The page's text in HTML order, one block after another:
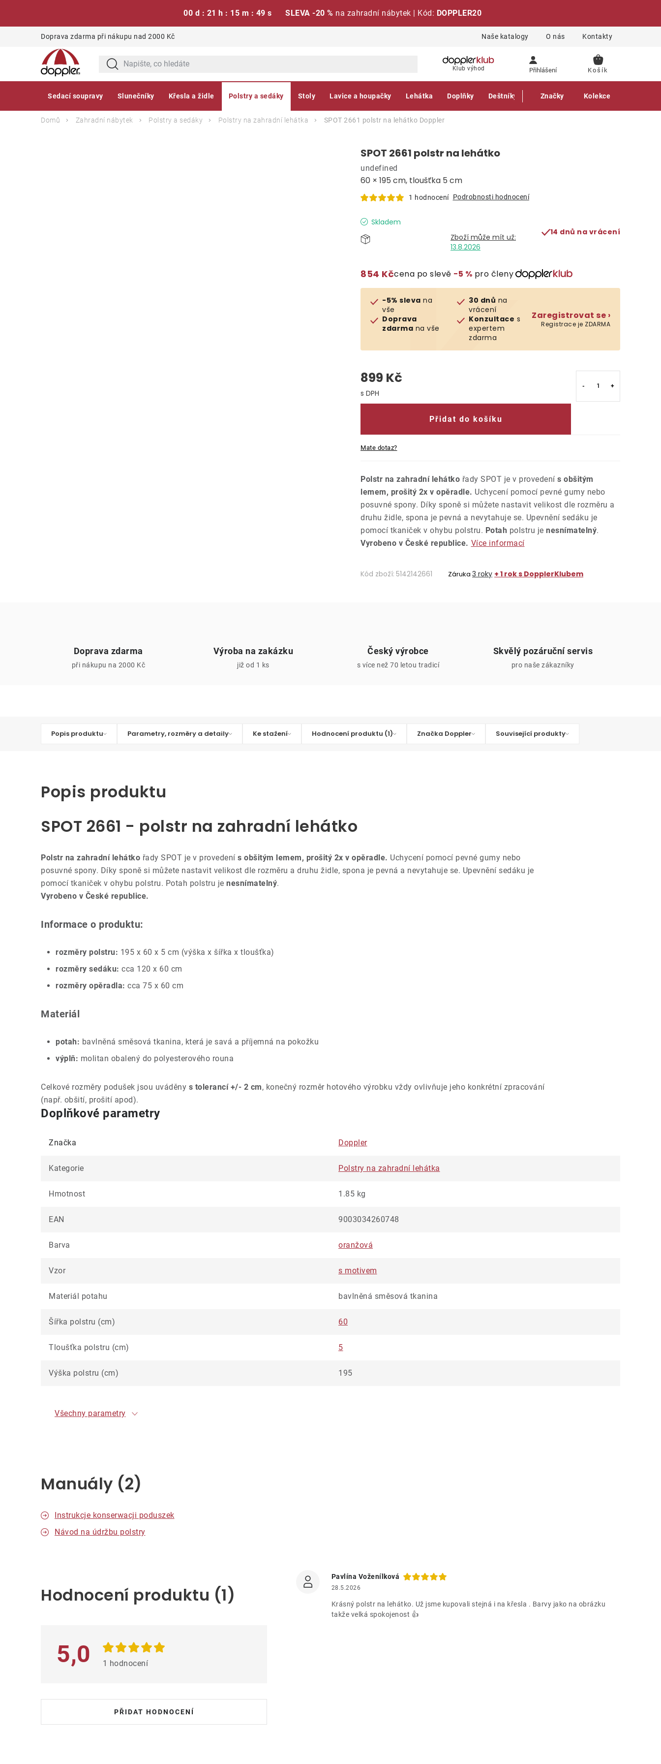
00 d : 21 h : 15 m : 48 s SLEVA -20 % na zahradní nábytek | Kód: DOPPLER20
Doprava zdarma při nákupu nad 2000 Kč Naše katalogy O nás Kontakty
Klub výhod Přihlášení
NÁKUPNÍ
Sedací soupravy Slunečníky Křesla a židle Polstry a sedáky Stoly Lavice a houpačky Lehátka Doplňky Deštníky Gastro produkty
Značky Kolekce
Domů Zahradní nábytek Polstry a sedáky Polstry na zahradní lehátka SPOT 2661 polstr na lehátko Doppler
SPOT 2661 polstr na lehátko
60 × 195 cm, tloušťka 5 cm
undefined
1 hodnocení Podrobnosti hodnocení
Skladem
13.8.2026
14 dnů na vrácení
854 Kčcena po slevě −5 % pro členy
-5% sleva na
vše
Doprava
zdarma na vše
30 dnů na
vrácení
Konzultace s
expertem
zdarma
Zaregistrovat se ›
Registrace je ZDARMA
899 Kč
Měrná cena:
Přidat do košíku
Mate dotaz?
Polstr na zahradní lehátko řady SPOT je v provedení s obšitým
lemem, prošitý 2x v opěradle. Uchycení pomocí pevné gumy nebo
posuvné spony. Díky sponě si můžete nastavit velikost dle rozměru a
druhu židle, spona je pevná a nevytahuje se. Upevnění sedáku je
pomocí tkaniček v ohybu polstru. Potah polstru je nesnímatelný.
Vyrobeno v České republice. Více informací
Kód zboží: 5142142661 Záruka 3 roky + 1 rok s DopplerKlubem
Doprava zdarma
při nákupu na 2000 Kč
Výroba na zakázku
již od 1 ks
Český výrobce
s více než 70 letou tradicí
Skvělý pozáruční servis
pro naše zákazníky
Popis produktu Parametry, rozměry a detaily Ke stažení Hodnocení produktu (1) Značka Doppler Související produkty
Popis produktu
SPOT 2661 - polstr na zahradní lehátko
Polstr na zahradní lehátko řady SPOT je v provedení s obšitým lemem, prošitý 2x v opěradle. Uchycení pomocí pevné gumy nebo
posuvné spony. Díky sponě si můžete nastavit velikost dle rozměru a druhu židle, spona je pevná a nevytahuje se. Upevnění sedáku je
pomocí tkaniček v ohybu polstru. Potah polstru je nesnímatelný.
Vyrobeno v České republice.
Informace o produktu:
rozměry polstru: 195 x 60 x 5 cm (výška x šířka x tloušťka)
rozměry sedáku: cca 120 x 60 cm
rozměry opěradla: cca 75 x 60 cm
Materiál
potah: bavlněná směsová tkanina, která je savá a příjemná na pokožku
výplň: molitan obalený do polyesterového rouna
Celkové rozměry podušek jsou uváděny s tolerancí +/- 2 cm, konečný rozměr hotového výrobku vždy ovlivňuje jeho konkrétní zpracování
(např. obšití, prošití apod).
Doplňkové parametry
Značka Doppler
Kategorie Polstry na zahradní lehátka
Hmotnost 1.85 kg
EAN 9003034260748
Barva oranžová
Vzor s motivem
Materiál potahu bavlněná směsová tkanina
Šířka polstru (cm) 60
Tloušťka polstru (cm) 5
Výška polstru (cm) 195
Všechny parametry
Manuály (2)
Instrukcje konserwacji poduszek
Návod na údržbu polstry
Hodnocení produktu (1)
5,0 1 hodnocení
PŘIDAT HODNOCENÍ
p
c
Pavlína Voženílková
28.5.2026
Krásný polstr na lehátko. Už jsme kupovali stejná i na křesla . Barvy jako na obrázku
takže velká spokojenost 👍